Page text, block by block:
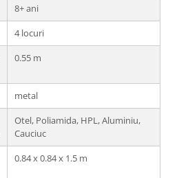
8+ ani
4 locuri
0.55 m
metal
Otel, Poliamida, HPL, Aluminiu,
Cauciuc
0.84 x 0.84 x 1.5 m